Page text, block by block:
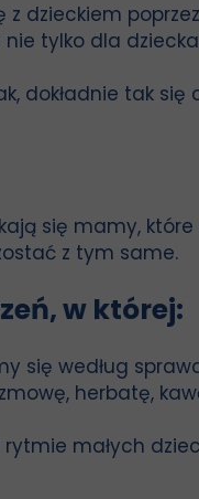
dzieckiem
tylko dla
dokładnie tak
się mamy,
z tym same.
w której:
się według
herbatę, kawę
rytmie małych